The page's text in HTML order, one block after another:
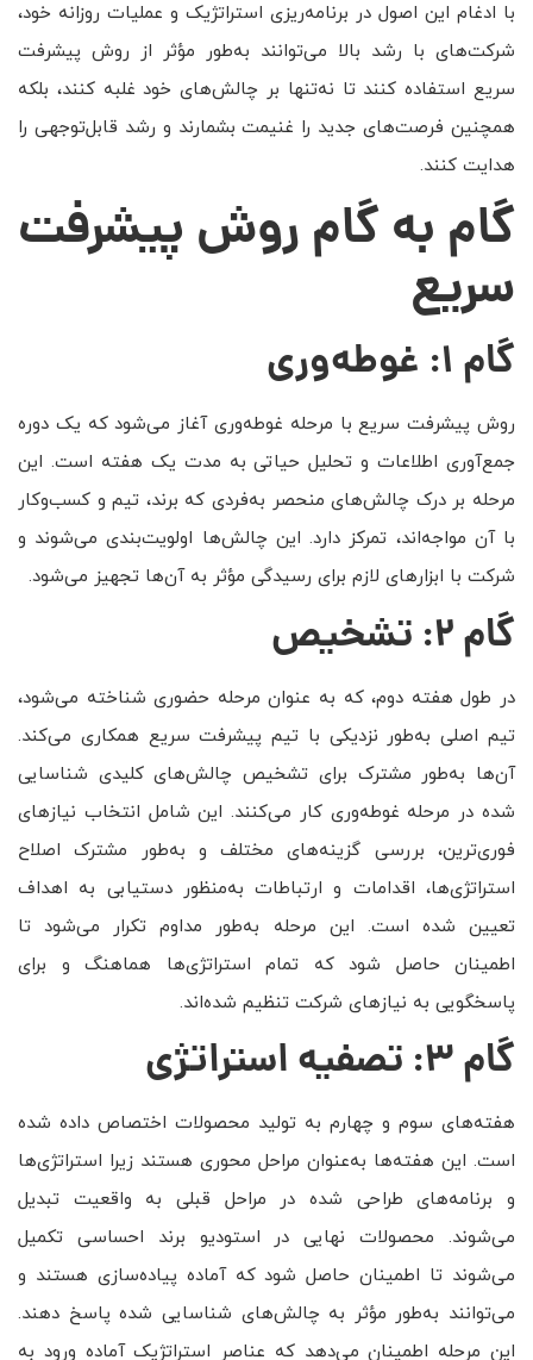
با ادغام این اصول در برنامه‌ریزی استراتژیک و عملیات روزانه خود،
شرکت‌های با رشد بالا می‌توانند به‌طور مؤثر از روش پیشرفت
سریع استفاده کنند تا نه‌تنها بر چالش‌های خود غلبه کنند، بلکه
همچنین فرصت‌های جدید را غنیمت بشمارند و رشد قابل‌توجهی را
هدایت کنند.
گام به گام روش پیشرفت
سریع
گام ۱: غوطه‌وری
روش پیشرفت سریع با مرحله غوطه‌وری آغاز می‌شود که یک دوره
جمع‌آوری اطلاعات و تحلیل حیاتی به مدت یک هفته است. این
مرحله بر درک چالش‌های منحصر به‌فردی که برند، تیم و کسب‌وکار
با آن مواجه‌اند، تمرکز دارد. این چالش‌ها اولویت‌بندی می‌شوند و
شرکت با ابزارهای لازم برای رسیدگی مؤثر به آن‌ها تجهیز می‌شود.
گام ۲: تشخیص
در طول هفته دوم، که به عنوان مرحله حضوری شناخته می‌شود،
تیم اصلی به‌طور نزدیکی با تیم پیشرفت سریع همکاری می‌کند.
آن‌ها به‌طور مشترک برای تشخیص چالش‌های کلیدی شناسایی
شده در مرحله غوطه‌وری کار می‌کنند. این شامل انتخاب نیازهای
فوری‌ترین، بررسی گزینه‌های مختلف و به‌طور مشترک اصلاح
استراتژی‌ها، اقدامات و ارتباطات به‌منظور دستیابی به اهداف
تعیین شده است. این مرحله به‌طور مداوم تکرار می‌شود تا
اطمینان حاصل شود که تمام استراتژی‌ها هماهنگ و برای
پاسخگویی به نیازهای شرکت تنظیم شده‌اند.
گام ۳: تصفیه استراتژی
هفته‌های سوم و چهارم به تولید محصولات اختصاص داده شده
است. این هفته‌ها به‌عنوان مراحل محوری هستند زیرا استراتژی‌ها
و برنامه‌های طراحی شده در مراحل قبلی به واقعیت تبدیل
می‌شوند. محصولات نهایی در استودیو برند احساسی تکمیل
می‌شوند تا اطمینان حاصل شود که آماده پیاده‌سازی هستند و
می‌توانند به‌طور مؤثر به چالش‌های شناسایی شده پاسخ دهند.
این مرحله اطمینان می‌دهد که عناصر استراتژیک آماده ورود به